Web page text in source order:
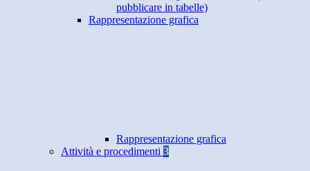
pubblicare in tabelle)
Rappresentazione grafica
Rappresentazione grafica
Attività e procedimenti 3